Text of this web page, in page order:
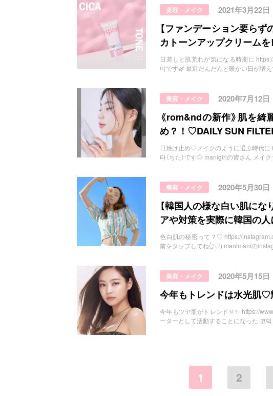
美容・メイク 2021年3月22日
【ファンデーション要ら
カトーンアップクリーム
日差しと肌荒れが気になる時期に
미です🌿 最近だんだんと暖かい日が増
美容・メイク 2020年7月12日
《rom&ndの新作》肌を
め？！♡DAILY SUN
日焼け止め♡メイクのように選ぶ時代に
타（ちた）です◎ manigirlの皆さん メイ
美容・メイク 2020年5月30日
【韓国人の様な白い肌にな
アや対策を実際に韓国の
色白肌の秘密って？♡ https://
前をタップしてね👆♡) manimaniの
美容・メイク 2020年5月15日
今年もトレンドは水光肌
今年もツヤ肌がトレンド🌞✨ https://
ーターとして活動することになった 코덕
1 2